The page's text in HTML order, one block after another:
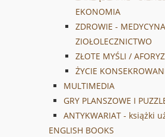
EKONOMIA
ZDROWIE -
ZIOŁOLECZNICTWO
ZŁOTE MYŚLI /
ŻYCIE
MULTIMEDIA
GRY PLANSZOWE I
ANTYKWARIAT - książki
ENGLISH BOOKS